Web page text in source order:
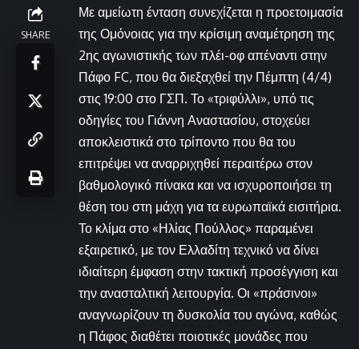
SHARE
Με αμείωτη ένταση συνεχίζεται η προετοιμασία
της Ομόνοιας για την κρίσιμη αναμέτρηση της
2ης αγωνιστικής των πλέι-οφ απέναντι στην
Πάφο FC, που θα διεξαχθεί την Πέμπτη (4/4)
στις 19:00 στο ΓΣΠ. Το «τριφύλλι», υπό τις
οδηγίες του Γιάννη Αναστασίου, στοχεύει
αποκλειστικά στο τρίποντο που θα του
επιτρέψει να αναρριχηθεί περαιτέρω στον
βαθμολογικό πίνακα και να ισχυροποιήσει τη
θέση του στη μάχη για τα ευρωπαϊκά εισιτήρια.
Το κλίμα στο «Ηλίας Πούλλος» παραμένει
εξαιρετικό, με τον Ελλαδίτη τεχνικό να δίνει
ιδιαίτερη έμφαση στην τακτική προσέγγιση και
την ανασταλτική λειτουργία. Οι «πράσινοι»
αναγνωρίζουν τη δυσκολία του αγώνα, καθώς
η Πάφος διαθέτει ποιοτικές μονάδες που